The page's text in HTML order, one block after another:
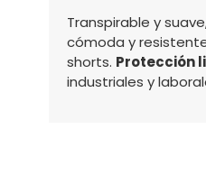
Transpirable y
cómoda y
shorts. Protección
industriales y